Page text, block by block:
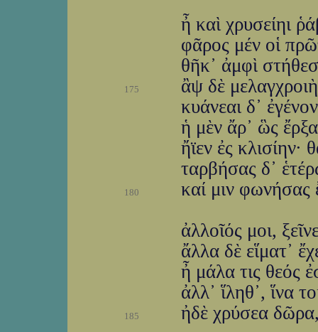
ἦ καὶ χρυσείηι
φᾶρος μέν οἱ
θῆκ᾽ ἀμφὶ
175
ἂψ δὲ
κυάνεαι δ᾽
ἡ μὲν ἄρ᾽ ὣς
ἤϊεν ἐς κλισίην·
ταρβήσας δ᾽
180
καί μιν φωνήσας
ἀλλοῖός μοι,
ἄλλα δὲ εἵματ᾽
ἦ μάλα τις θεός
ἀλλ᾽ ἵληθ᾽, ἵνα
185
ἠδὲ χρύσεα